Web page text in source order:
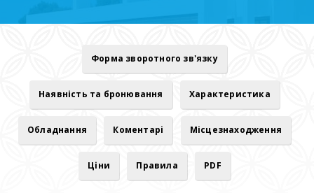
Форма зворотного зв'язку
Наявність та бронювання Характеристика
Обладнання Коментарі Місцезнаходження
Ціни Правила PDF